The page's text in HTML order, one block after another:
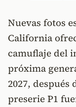
Nuevas fotos
California
camuflaje del
próxima
2027,
preserie P1